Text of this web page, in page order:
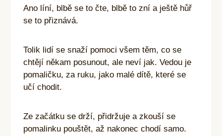
Ano líní, blbě se to čte, blbě to zní a ještě hůř
se to přiznává.
Tolik lidí se snaží pomoci všem těm, co se
chtějí někam posunout, ale neví jak. Vedou je
pomaličku, za ruku, jako malé dítě, které se
učí chodit.
Ze začátku se drží, přidržuje a zkouší se
pomalinku pouštět, až nakonec chodí samo.